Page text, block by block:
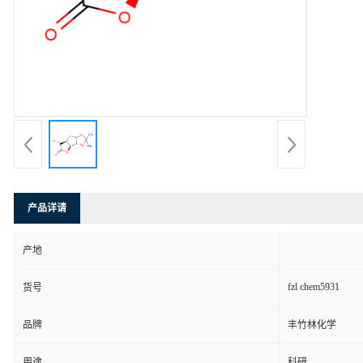
产品详请
产地
货号 fzl chem5931
品牌 丰竹林化学